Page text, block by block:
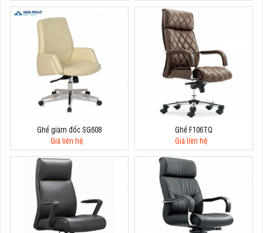
Ghế giám đốc SG608
Giá liên hệ
Ghế F106TQ
Giá liên hệ